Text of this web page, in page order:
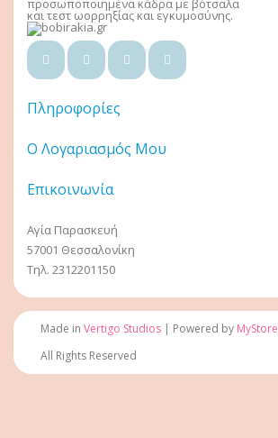
προσωποποιημένα κάδρα με βότσαλα
και τεστ ωορρηξίας και εγκυμοσύνης.
Πληροφορίες
Ο Λογαριασμός Μου
Επικοινωνία
Αγία Παρασκευή
57001 Θεσσαλονίκη
Τηλ. 2312201150
Made in Vertigo Studios | Powered by MyStore
All Rights Reserved